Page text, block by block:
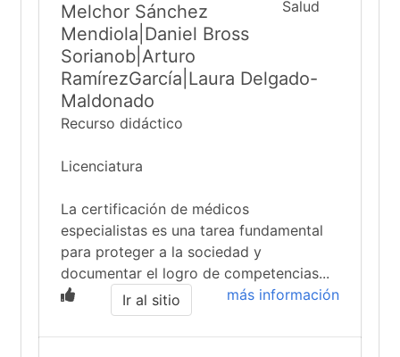
Melchor Sánchez
Mendiola|Daniel Bross
Sorianob|Arturo
RamírezGarcía|Laura Delgado-
Maldonado
Recurso didáctico
Licenciatura
La certificación de médicos
especialistas es una tarea fundamental
para proteger a la sociedad y
documentar el logro de competencias...
más información
Ir al sitio